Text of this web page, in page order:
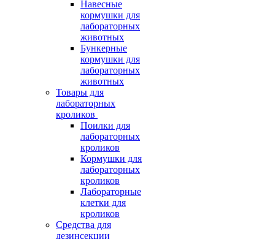
Навесные
кормушки для
лабораторных
животных
Бункерные
кормушки для
лабораторных
животных
Товары для
лабораторных
кроликов
Поилки для
лабораторных
кроликов
Кормушки для
лабораторных
кроликов
Лабораторные
клетки для
кроликов
Средства для
дезинсекции